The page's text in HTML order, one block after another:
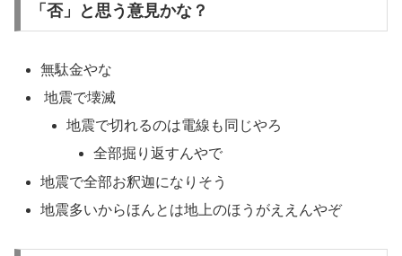
「否」と思う意見かな？
無駄金やな
地震で壊滅
地震で切れるのは電線も同じやろ
全部掘り返すんやで
地震で全部お釈迦になりそう
地震多いからほんとは地上のほうがええんやぞ